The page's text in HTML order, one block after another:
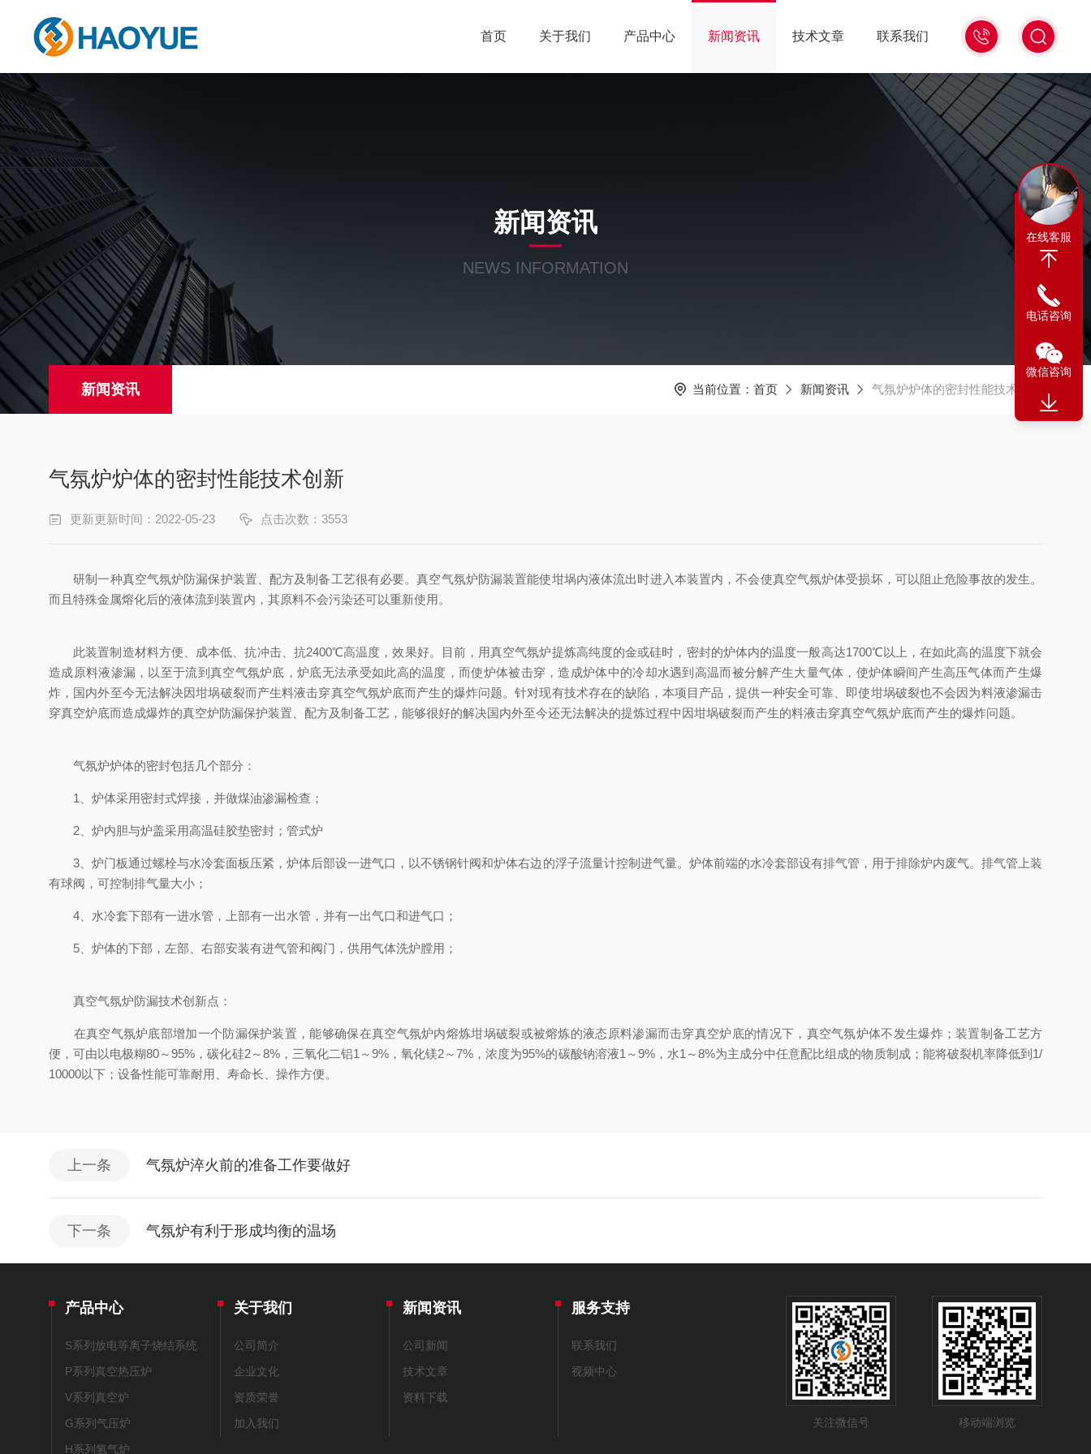
13311665350
首页 关于我们 产品中心 新闻资讯 技术文章 联系我们
新闻资讯
NEWS INFORMATION
新闻资讯 当前位置： 首页 新闻资讯 气氛炉炉体的密封性能技术创新
气氛炉炉体的密封性能技术创新
更新更新时间：2022-05-23 点击次数：3553
研制一种真空气氛炉防漏保护装置、配方及制备工艺很有必要。真空气氛炉防漏装置能使坩埚内液体流出时进入本装置内，不会使真空气氛炉体受损坏，可以阻止危险事故的发生。
而且特殊金属熔化后的液体流到装置内，其原料不会污染还可以重新使用。
此装置制造材料方便、成本低、抗冲击、抗2400℃高温度，效果好。目前，用真空气氛炉提炼高纯度的金或硅时，密封的炉体内的温度一般高达1700℃以上，在如此高的温度下就会
造成原料液渗漏，以至于流到真空气氛炉底，炉底无法承受如此高的温度，而使炉体被击穿，造成炉体中的冷却水遇到高温而被分解产生大量气体，使炉体瞬间产生高压气体而产生爆
炸，国内外至今无法解决因坩埚破裂而产生料液击穿真空气氛炉底而产生的爆炸问题。针对现有技术存在的缺陷，本项目产品，提供一种安全可靠、即使坩埚破裂也不会因为料液渗漏击
穿真空炉底而造成爆炸的真空炉防漏保护装置、配方及制备工艺，能够很好的解决国内外至今还无法解决的提炼过程中因坩埚破裂而产生的料液击穿真空气氛炉底而产生的爆炸问题。
气氛炉炉体的密封包括几个部分：
1、炉体采用密封式焊接，并做煤油渗漏检查；
2、炉内胆与炉盖采用高温硅胶垫密封；管式炉
3、炉门板通过螺栓与水冷套面板压紧，炉体后部设一进气口，以不锈钢针阀和炉体右边的浮子流量计控制进气量。炉体前端的水冷套部设有排气管，用于排除炉内废气。排气管上装
有球阀，可控制排气量大小；
4、水冷套下部有一进水管，上部有一出水管，并有一出气口和进气口；
5、炉体的下部，左部、右部安装有进气管和阀门，供用气体洗炉膛用；
真空气氛炉防漏技术创新点：
在真空气氛炉底部增加一个防漏保护装置，能够确保在真空气氛炉内熔炼坩埚破裂或被熔炼的液态原料渗漏而击穿真空炉底的情况下，真空气氛炉体不发生爆炸；装置制备工艺方
便，可由以电极糊80～95%，碳化硅2～8%，三氧化二铝1～9%，氧化镁2～7%，浓度为95%的碳酸钠溶液1～9%，水1～8%为主成分中任意配比组成的物质制成；能将破裂机率降低到1/
10000以下；设备性能可靠耐用、寿命长、操作方便。
上一条 气氛炉淬火前的准备工作要做好
下一条 气氛炉有利于形成均衡的温场
产品中心
S系列放电等离子烧结系统
P系列真空热压炉
V系列真空炉
G系列气压炉
H系列氢气炉
关于我们
公司简介
企业文化
资质荣誉
加入我们
新闻资讯
公司新闻
技术文章
资料下载
服务支持
联系我们
视频中心
关注微信号 移动端浏览
在线客服
电话咨询
微信咨询